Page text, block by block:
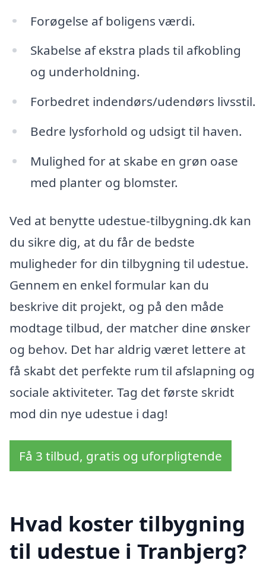
Forøgelse af boligens værdi.
Skabelse af ekstra plads til afkobling
og underholdning.
Forbedret indendørs/udendørs livsstil.
Bedre lysforhold og udsigt til haven.
Mulighed for at skabe en grøn oase
med planter og blomster.
Ved at benytte udestue-tilbygning.dk kan
du sikre dig, at du får de bedste
muligheder for din tilbygning til udestue.
Gennem en enkel formular kan du
beskrive dit projekt, og på den måde
modtage tilbud, der matcher dine ønsker
og behov. Det har aldrig været lettere at
få skabt det perfekte rum til afslapning og
sociale aktiviteter. Tag det første skridt
mod din nye udestue i dag!
Få 3 tilbud, gratis og uforpligtende
Hvad koster tilbygning
til udestue i Tranbjerg?